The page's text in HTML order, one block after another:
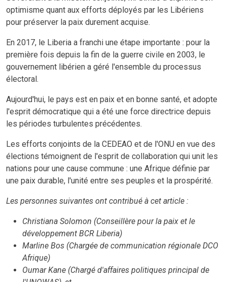
optimisme quant aux efforts déployés par les Libériens
pour préserver la paix durement acquise.
En 2017, le Liberia a franchi une étape importante : pour la
première fois depuis la fin de la guerre civile en 2003, le
gouvernement libérien a géré l'ensemble du processus
électoral.
Aujourd'hui, le pays est en paix et en bonne santé, et adopte
l'esprit démocratique qui a été une force directrice depuis
les périodes turbulentes précédentes.
Les efforts conjoints de la CEDEAO et de l'ONU en vue des
élections témoignent de l'esprit de collaboration qui unit les
nations pour une cause commune : une Afrique définie par
une paix durable, l'unité entre ses peuples et la prospérité.
Les personnes suivantes ont contribué à cet article :
Christiana Solomon (Conseillère pour la paix et le
développement BCR Liberia)
Marline Bos (Chargée de communication régionale DCO
Afrique)
Oumar Kane (Chargé d'affaires politiques principal de